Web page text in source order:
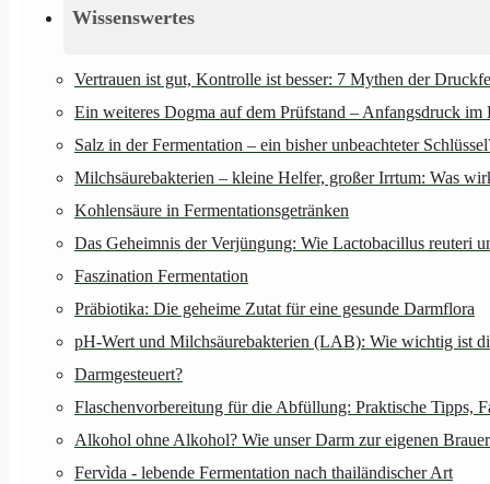
Wissenswertes
Vertrauen ist gut, Kontrolle ist besser: 7 Mythen der
Ein weiteres Dogma auf dem Prüfstand – Anfangsdruck im
Salz in der Fermentation – ein bisher unbeachteter
Milchsäurebakterien – kleine Helfer, großer Irrtum: Was
Kohlensäure in Fermentationsgetränken
Das Geheimnis der Verjüngung: Wie Lactobacillus reuteri
Faszination Fermentation
Präbiotika: Die geheime Zutat für eine gesunde Darmflora
pH-Wert und Milchsäurebakterien (LAB): Wie wichtig ist
Darmgesteuert?
Flaschenvorbereitung für die Abfüllung: Praktische Tipps,
Alkohol ohne Alkohol? Wie unser Darm zur eigenen
Fervìda - lebende Fermentation nach thailändischer Art